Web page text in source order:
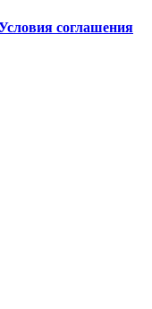
соглашения